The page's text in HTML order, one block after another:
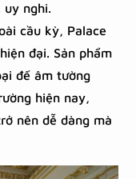
uy nghi.
cầu kỳ, Palace
đại. Sản phẩm
đế âm tường
hiện nay,
nên dễ dàng mà